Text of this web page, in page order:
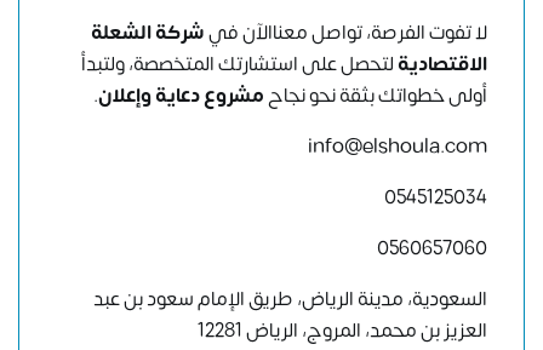
لا تفوت الفرصة،تواصل معناالآنفيشركة الشعلة
الاقتصاديةلتحصل على استشارتك المتخصصة، ولتبدأ
أولى خطواتك بثقة نحو نجاحمشروع دعاية وإعلان.
info@elshoula.com
0545125034
0560657060
السعودية، مدينة الرياض، طريق الإمام سعود بن عبد
العزيز بن محمد، المروج، الرياض 12281